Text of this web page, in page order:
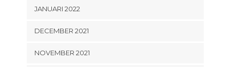
JANUARI 2022
DECEMBER 2021
NOVEMBER 2021